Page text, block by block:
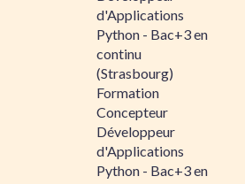
d'Applications
Python - Bac+3 en
continu
(Strasbourg)
Formation
Concepteur
Développeur
d'Applications
Python - Bac+3 en